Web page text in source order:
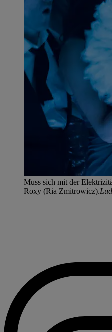
Muss sich mit der
Roxy (Ria Zmitrowicz).